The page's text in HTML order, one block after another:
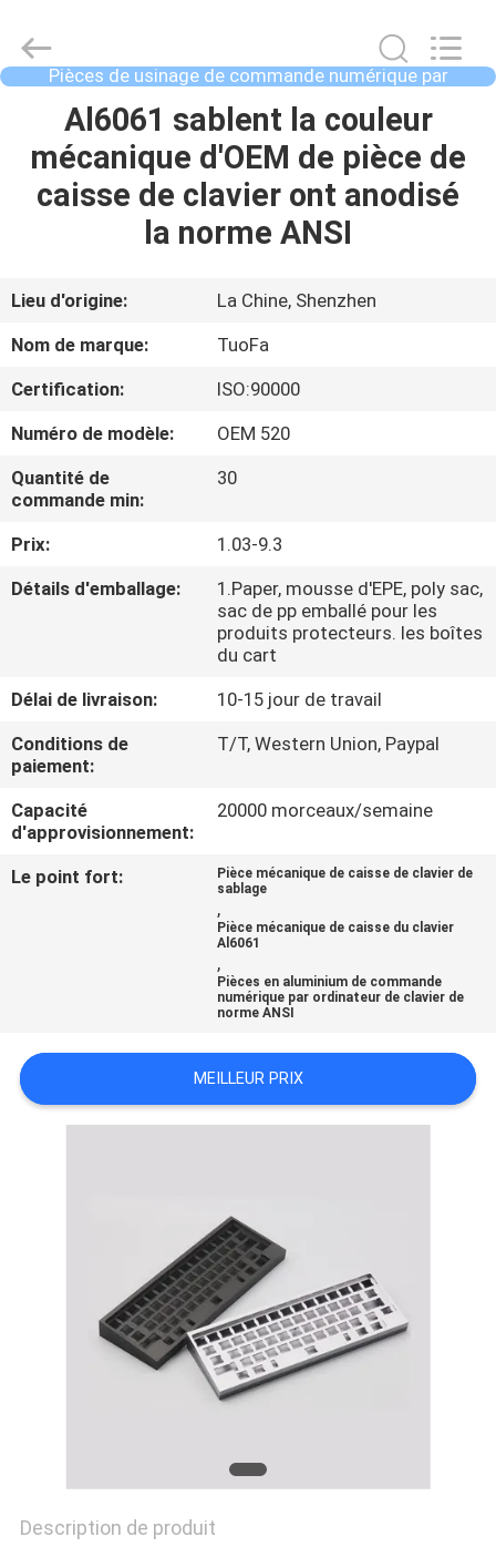
LA
MAISON
À
PROPOS
NOUS
VISITE
DE
L'USINE
DE
LA
QUALITÉ
NOUS
CONTACTER
UN
DEVIS
POLITIQUE
CONFIDENTIALITÉ
Shenzhen
Tuofa
Technology
Co.,
Reserved.
Pièces de usinage de commande numérique par
ordinateur
Al6061 sablent la couleur
mécanique d'OEM de pièce de
caisse de clavier ont anodisé
la norme ANSI
Lieu d'origine:
La Chine, Shenzhen
Nom de marque:
TuoFa
Certification:
ISO:90000
Numéro de modèle:
OEM 520
Quantité de
commande min:
30
Prix:
1.03-9.3
Détails d'emballage:
1.Paper, mousse d'EPE, poly sac,
sac de pp emballé pour les
produits protecteurs. les boîtes
du cart
Délai de livraison:
10-15 jour de travail
Conditions de
paiement:
T/T, Western Union, Paypal
Capacité
d'approvisionnement:
20000 morceaux/semaine
Le point fort:
Pièce mécanique de caisse de clavier de
sablage
,
Pièce mécanique de caisse du clavier
Al6061
,
Pièces en aluminium de commande
numérique par ordinateur de clavier de
norme ANSI
MEILLEUR PRIX
Description de produit